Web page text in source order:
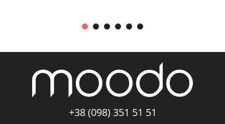
+38 (098) 351 51 51